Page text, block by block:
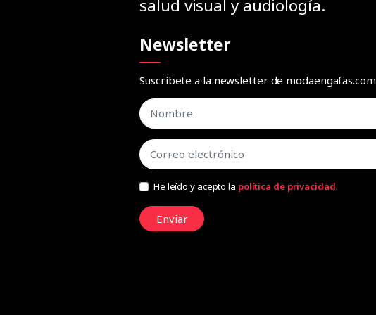
salud visual y audiología.
Newsletter
Suscríbete a la newsletter de modaengafas.com
He leído y acepto la política de privacidad.
Enviar